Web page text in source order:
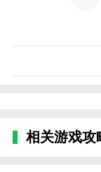
相关游戏攻